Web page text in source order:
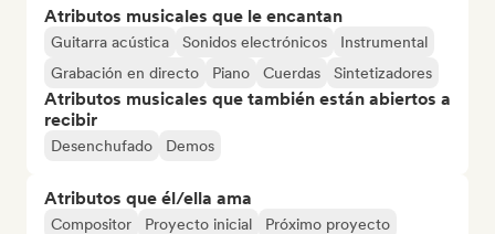
Atributos musicales que le encantan
Guitarra acústica Sonidos electrónicos
Instrumental
Grabación en directo
Piano Cuerdas Sintetizadores
Atributos musicales que también están abiertos a
recibir
Desenchufado Demos
Atributos que él/ella ama
Compositor Proyecto inicial Próximo proyecto